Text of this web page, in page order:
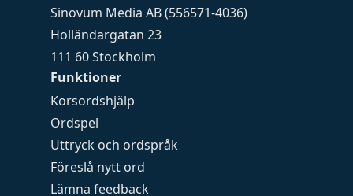
Funktioner
Korsordshjälp
Ordspel
Uttryck och ordspråk
Föreslå nytt ord
Lämna feedback
Sinovum Media AB (556571-4036)
Holländargatan 23
111 60 Stockholm